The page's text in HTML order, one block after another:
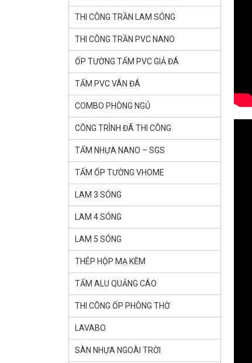
THI CÔNG TRẦN LAM SÓNG
THI CÔNG TRẦN PVC NANO
ỐP TƯỜNG TẤM PVC GIẢ ĐÁ
TẤM PVC VÂN ĐÁ
COMBO PHÒNG NGỦ
CÔNG TRÌNH ĐÃ THI CÔNG
TẤM NHỰA NANO – SGS
TẤM ỐP TƯỜNG VHOME
LAM 3 SÓNG
LAM 4 SÓNG
LAM 5 SÓNG
THÉP HỘP MẠ KẼM
TẤM ALU QUẢNG CÁO
THI CÔNG ỐP PHÒNG THỜ
LAVABO
SÀN NHỰA NGOÀI TRỜI